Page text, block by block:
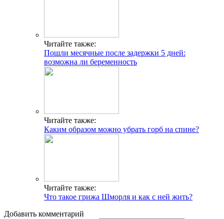
Читайте также:
Пошли месячные после задержки 5 дней:
возможна ли беременность
Читайте также:
Каким образом можно убрать горб на спине?
Читайте также:
Что такое грижа Шморля и как с ней жить?
Добавить комментарий